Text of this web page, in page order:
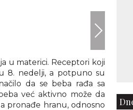
u materici. Receptori koji
8. nedelji, a potpuno su
da se beba rađa sa
već aktivno može da
pronađe hranu, odnosno